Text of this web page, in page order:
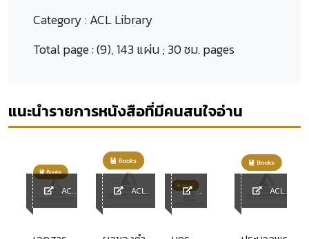
Category :ACL Library
Total page :(9), 143 แผ่น ; 30 ซม. pages
แนะนำรายการหนังสือที่มีคนสนใจอ่าน